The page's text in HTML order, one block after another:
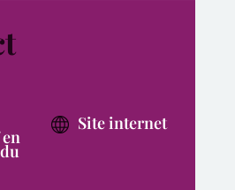
Site internet